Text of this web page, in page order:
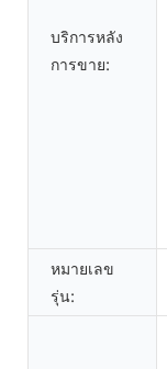
บริการหลัง
การขาย:
หมายเลข
รุ่น: